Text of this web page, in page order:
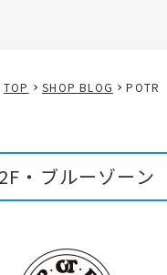
TOP SHOP BLOG POTR
2F・ブルーゾーン